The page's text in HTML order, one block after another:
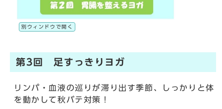
別ウィンドウで開く
第3回 足すっきりヨガ
リンパ・血液の巡りが滞り出す季節、しっかりと体
を動かして秋バテ対策！